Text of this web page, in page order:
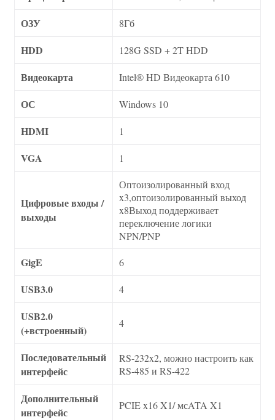
ОЗУ 8Гб
HDD 128G SSD + 2T HDD
Видеокарта Intel® HD Видеокарта 610
ОС Windows 10
HDMI 1
VGA 1
Цифровые входы /
выходы
Оптоизолированный вход
x3,оптоизолированный выход
x8Выход поддерживает
переключение логики
NPN/PNP
GigE 6
USB3.0 4
USB2.0
(+встроенный)
4
Последовательный
интерфейс
RS-232x2, можно настроить как
RS-485 и RS-422
Дополнительный
интерфейс
PCIE x16 X1/ мсATA X1